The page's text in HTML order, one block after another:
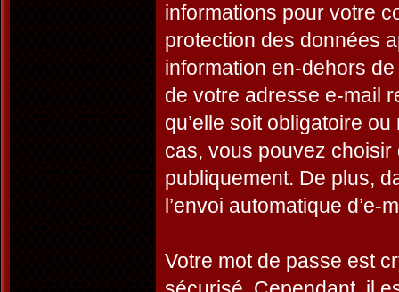
informations pour votre
protection des données
information en-dehors
de votre adresse e-mail
qu’elle soit obligatoire
cas, vous pouvez
publiquement. De plus,
l’envoi automatique d’e-
Votre mot de passe est